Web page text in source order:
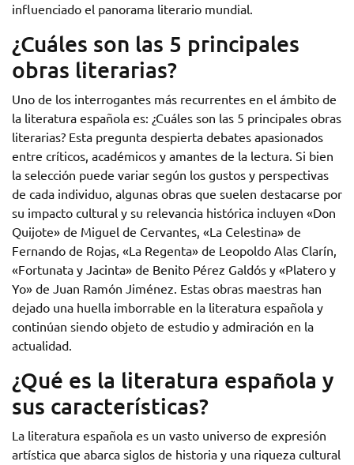
influenciado el panorama literario mundial.
¿Cuáles son las 5 principales
obras literarias?
Uno de los interrogantes más recurrentes en el ámbito de
la literatura española es: ¿Cuáles son las 5 principales obras
literarias? Esta pregunta despierta debates apasionados
entre críticos, académicos y amantes de la lectura. Si bien
la selección puede variar según los gustos y perspectivas
de cada individuo, algunas obras que suelen destacarse por
su impacto cultural y su relevancia histórica incluyen «Don
Quijote» de Miguel de Cervantes, «La Celestina» de
Fernando de Rojas, «La Regenta» de Leopoldo Alas Clarín,
«Fortunata y Jacinta» de Benito Pérez Galdós y «Platero y
Yo» de Juan Ramón Jiménez. Estas obras maestras han
dejado una huella imborrable en la literatura española y
continúan siendo objeto de estudio y admiración en la
actualidad.
¿Qué es la literatura española y
sus características?
La literatura española es un vasto universo de expresión
artística que abarca siglos de historia y una riqueza cultural